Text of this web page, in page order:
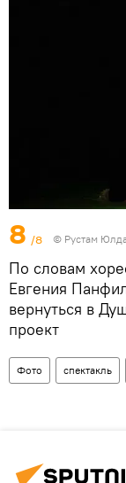
8 /8 © Рустам
По словам
Евгения
вернуться в
проект
Фото спектакль